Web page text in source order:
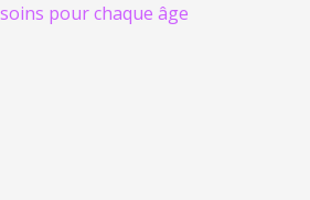
pour chaque âge